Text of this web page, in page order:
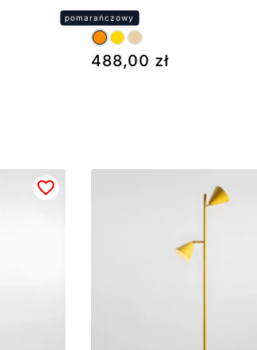
488,00 zł